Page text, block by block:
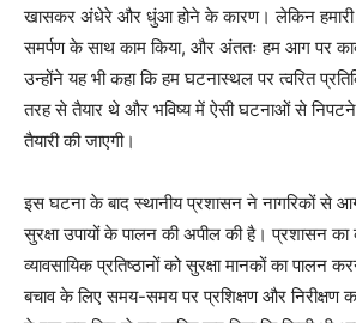
खासकर अंधेरे और धुंआ होने के कारण। लेकिन हमारी
समर्पण के साथ काम किया, और अंततः हम आग पर
उन्होंने यह भी कहा कि हम घटनास्थल पर त्वरित
तरह से तैयार थे और भविष्य में ऐसी घटनाओं से
तैयारी की जाएगी।
इस घटना के बाद स्थानीय प्रशासन ने नागरिकों से
सुरक्षा उपायों के पालन की अपील की है। प्रशासन
व्यावसायिक प्रतिष्ठानों को सुरक्षा मानकों का पालन
बचाव के लिए समय-समय पर प्रशिक्षण और निरीक्षण